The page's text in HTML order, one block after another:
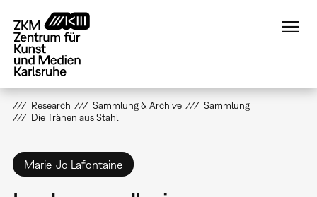
zum
Inhalt
Research Sammlung & Archive
Sammlung
Die Tränen aus Stahl
Marie-Jo Lafontaine